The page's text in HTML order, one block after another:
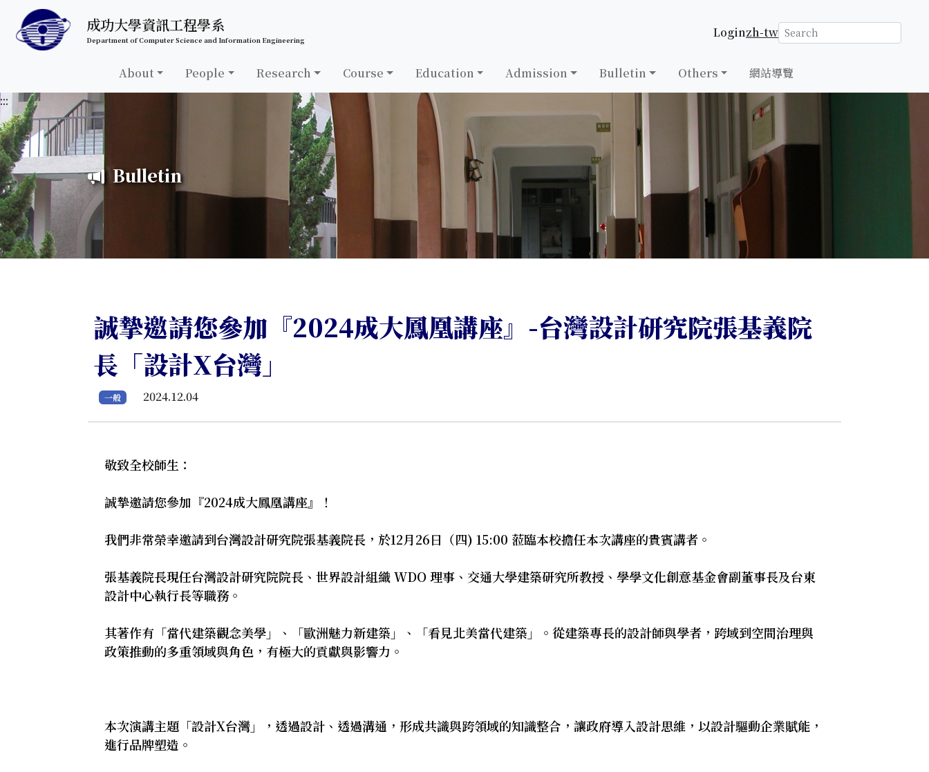
跳至中央內容區塊
成功大學資訊工程學系
Department of Computer Science and Information Engineering Loginzh-tw
About People Research Course Education Admission Bulletin Others
網站導覽
:::
Bulletin
誠摯邀請您參加『2024成大鳳凰講座』-台灣設計研究院張基義院
長「設計X台灣」
一般 2024.12.04
敬致全校師生：
誠摯邀請您參加『2024成大鳳凰講座』！
我們非常榮幸邀請到台灣設計研究院張基義院長，於12月26日（四) 15:00 蒞臨本校擔任本次講座的貴賓講者。
張基義院長現任台灣設計研究院院長、世界設計組織 WDO 理事、交通大學建築研究所教授、學學文化創意基金會副董事長及台東
設計中心執行長等職務。
其著作有「當代建築觀念美學」、「歐洲魅力新建築」、「看見北美當代建築」。從建築專長的設計師與學者，跨域到空間治理與
政策推動的多重領域與角色，有極大的貢獻與影響力。
本次演講主題「設計X台灣」，透過設計、透過溝通，形成共識與跨領域的知識整合，讓政府導入設計思維，以設計驅動企業賦能，
進行品牌塑造。